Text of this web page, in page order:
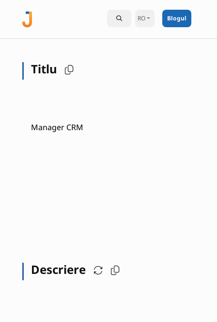
RO Blogul
Titlu
Manager CRM
Descriere